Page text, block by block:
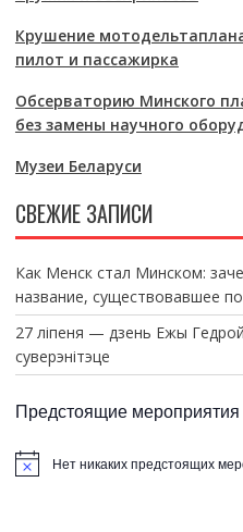
Крушение
пилот и пассажирка
Обсерваторию Минского
без замены научного
Музеи Беларуси
СВЕЖИЕ ЗАПИСИ
Как Менск стал Минском:
название, существовавшее
27 ліпеня — дзень Ежы
суверэнітэце
Предстоящие мероприятия
Нет никаких предстоящих